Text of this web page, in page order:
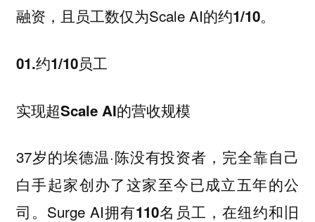
融资，且员工数仅为Scale AI的约1/10。
01.约1/10员工
实现超Scale AI的营收规模
37岁的埃德温·陈没有投资者，完全靠自己
白手起家创办了这家至今已成立五年的公
司。Surge AI拥有110名 员工，在纽约和旧